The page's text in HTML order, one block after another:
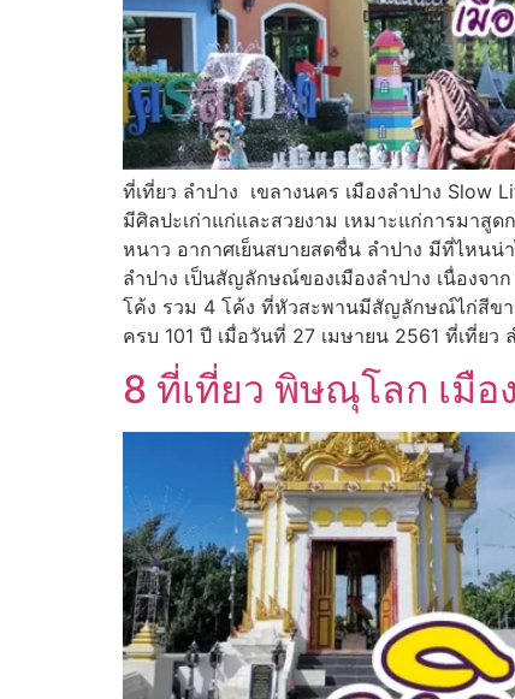
ที่เที่ยว ลําปาง เขลางนคร เมืองลำปาง Slow
มีศิลปะเก่าแก่และสวยงาม เหมาะแก่การมา
หนาว อากาศเย็นสบายสดชื่น ลำปาง มีที่ไหนน่
ลำปาง เป็นสัญลักษณ์ของเมืองลำปาง เนื่องจา
โค้ง รวม 4 โค้ง ที่หัวสะพานมีสัญลักษณ์ไก่สีขา
ครบ 101 ปี เมื่อวันที่ 27 เมษายน 2561 ที่เที่ย
8 ที่เที่ยว พิษณุโลก เมือ